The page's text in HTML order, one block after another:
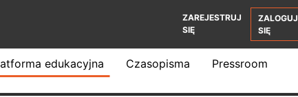
ZAREJESTRUJ
SIĘ
ZALOGUJ
SIĘ
edukacyjna Czasopisma Pressroom